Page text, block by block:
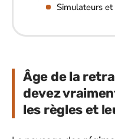
Simulateurs
Âge de la
devez
les règles et